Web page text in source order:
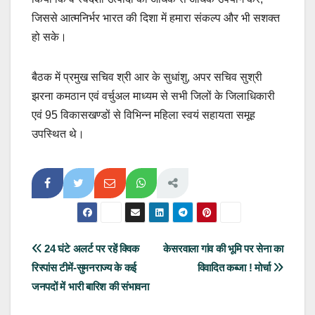
जिससे आत्मनिर्भर भारत की दिशा में हमारा संकल्प और भी सशक्त
हो सके।
बैठक में प्रमुख सचिव श्री आर के सुधांशु, अपर सचिव सुश्री
झरना कमठान एवं वर्चुअल माध्यम से सभी जिलों के जिलाधिकारी
एवं 95 विकासखण्डों से विभिन्न महिला स्वयं सहायता समूह
उपस्थित थे।
Post
navigation
केसरवाला गांव की भूमि पर सेना का
विवादित कब्जा ! मोर्चा
24 घंटे अलर्ट पर रहें क्विक
रिस्पांस टीमें-सुमनराज्य के कई
जनपदों में भारी बारिश की संभावना